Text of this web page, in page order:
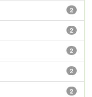
2
2
2
2
2